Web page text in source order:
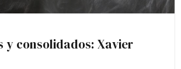
y consolidados: Xavier